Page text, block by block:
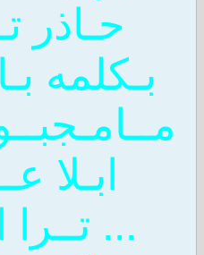
حـاذر
بـكلمه
ابـلا
...